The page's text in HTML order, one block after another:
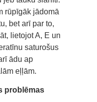
rūpīgāk jādomā
bet arī par to,
lietojot A, E un
saturošus
ādu ap
eļļām.
problēmas